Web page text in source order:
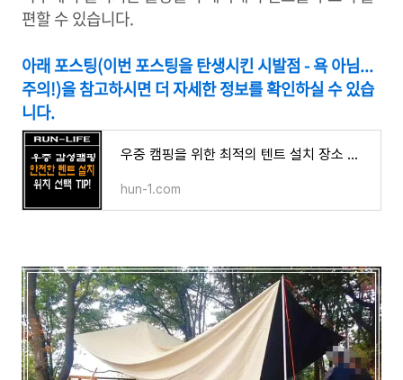
편할 수 있습니다.
아래 포스팅(이번 포스팅을 탄생시킨 시발점 - 욕 아님...
주의!)을 참고하시면 더 자세한 정보를 확인하실 수 있습
니다.
우중 캠핑을 위한 최적의 텐트 설치 장소 고르기 TIP!
hun-1.com